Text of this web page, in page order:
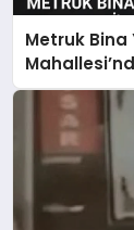
Metruk Bina